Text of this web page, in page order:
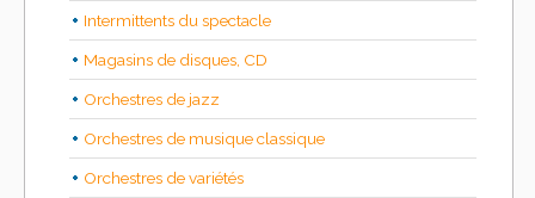
Intermittents du spectacle
Magasins de disques, CD
Orchestres de jazz
Orchestres de musique classique
Orchestres de variétés